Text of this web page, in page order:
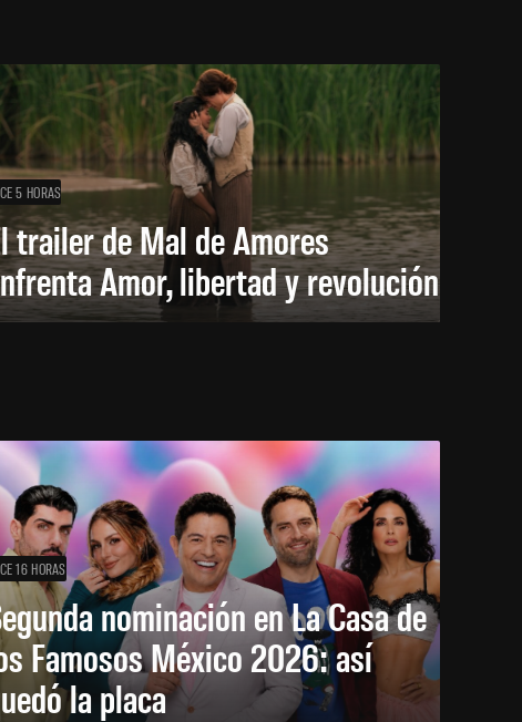
5 HORAS
trailer de Mal de Amores
Amor, libertad y revolución
16 HORAS
nominación en La Casa de
Famosos México 2026: así
la placa